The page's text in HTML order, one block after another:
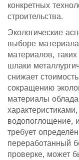
конкретных
строительства.
Экологические
выборе
материалов,
шлаки
снижает
сокращению
материалы
водопоглощение,
требует
переработанный
проверке, может